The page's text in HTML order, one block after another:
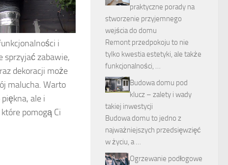
i
sprzyjać zabawie,
dekoracji może
malucha. Warto
ale i
pomogą Ci
praktyczne porady na
stworzenie przyjemnego
wejścia do domu
Remont przedpokoju to nie
tylko kwestia estetyki, ale także
funkcjonalności, …
Budowa domu pod
klucz – zalety i wady
takiej inwestycji
Budowa domu to jedno z
najważniejszych przedsięwzięć
w życiu, a …
Ogrzewanie podłogowe